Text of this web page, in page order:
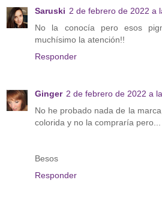
Saruski 2 de febrero de 2022 a
No la conocía pero esos
muchísimo la atención!!
Responder
Ginger 2 de febrero de 2022 a
No he probado nada de la
colorida y no la compraría pero...
Besos
Responder